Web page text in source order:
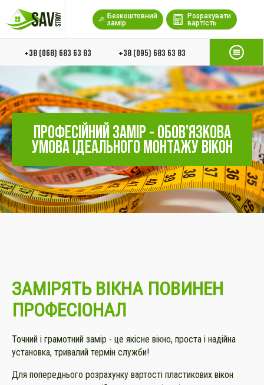
Безкоштовний
замір
Розрахувати
вартість
+38 (068) 683 63 83 +38 (095) 683 63 83
ПРОФЕСІЙНИЙ ЗАМІР - ОБОВ'ЯЗКОВА
УМОВА ІДЕАЛЬНОГО МОНТАЖУ ВІКОН
ЗАМІРЯТЬВІКНА ПОВИНЕН
ПРОФЕСІОНАЛ
Точний і грамотний замір - це якісне вікно, проста і надійна
установка, тривалий термін служби!
Для попереднього розрахунку вартості пластикових вікон